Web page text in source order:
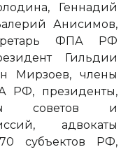
Геннадий
Анисимов,
ФПА РФ
Гильдии
Мирзоев, члены
РФ, президенты,
советов и
адвокаты
субъектов РФ,